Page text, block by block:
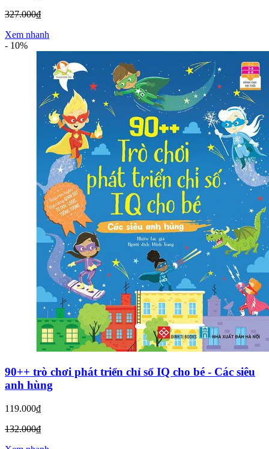
327.000₫
Xem nhanh
- 10%
90++ trò chơi phát triển chỉ số IQ cho bé - Các siêu
anh hùng
119.000₫
132.000₫